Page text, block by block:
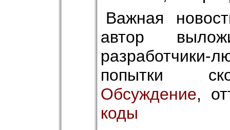
Важная
автор
разработчики-
попытки
Обсуждение,
коды